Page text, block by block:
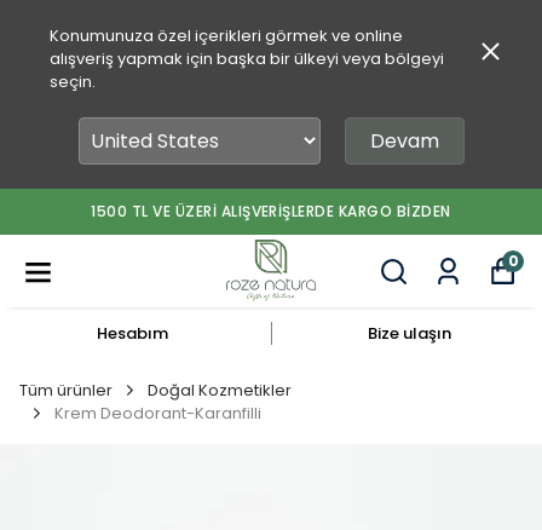
Konumunuza özel içerikleri görmek ve online
alışveriş yapmak için başka bir ülkeyi veya bölgeyi
seçin.
Devam
1500 TL VE ÜZERİ ALIŞVERİŞLERDE KARGO BİZDEN
0
Hesabım Bize ulaşın
Tüm ürünler
Doğal Kozmetikler
Krem Deodorant-Karanfilli